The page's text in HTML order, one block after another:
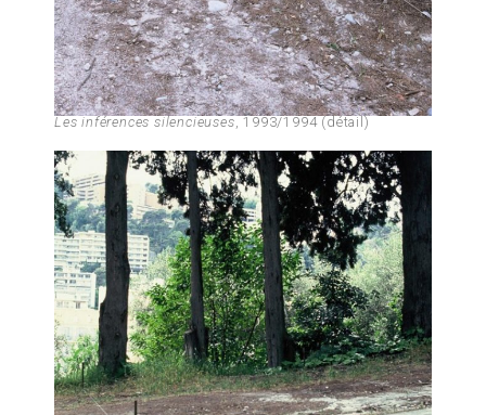
Les inférences silencieuses, 1993/1994 (détail)